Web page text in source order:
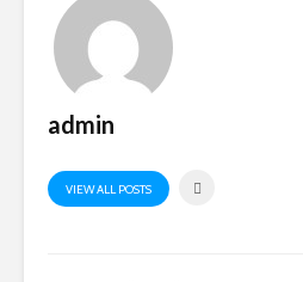
admin
VIEW ALL POSTS